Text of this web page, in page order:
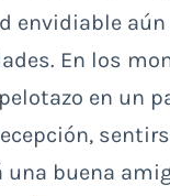
envidiable
En los
en un
una buena